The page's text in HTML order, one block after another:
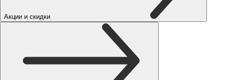
Акции и скидки